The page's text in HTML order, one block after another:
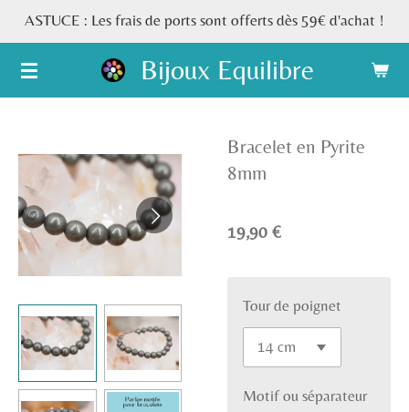
Passer
au
contenu
principal
Bijoux Equilibre
ASTUCE : Les frais de ports sont offerts dès 59€ d'achat !
Bracelet en Pyrite
8mm
19,90 €
Tour de poignet
Motif ou séparateur